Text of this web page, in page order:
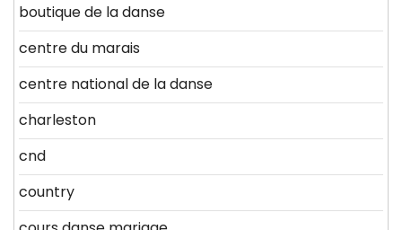
boutique de la danse
centre du marais
centre national de la danse
charleston
cnd
country